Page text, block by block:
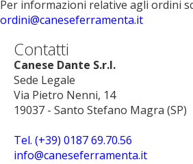
Per informazioni relative agli ordini
ordini@caneseferramenta.it
Contatti
Canese Dante S.r.l.
Sede Legale
Via Pietro Nenni, 14
19037 - Santo Stefano Magra (SP)
Tel. (+39) 0187 69.70.56
info@caneseferramenta.it